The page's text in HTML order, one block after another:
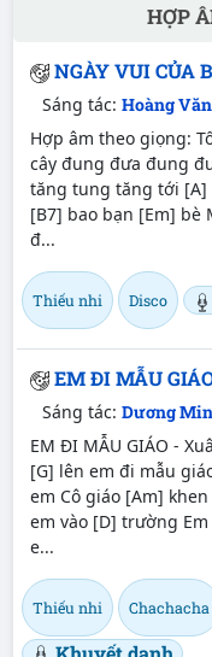
HỢP
NGÀY VUI CỦA
Sáng tác: Hoàng
Hợp âm theo giọng:
cây đung đưa đung
tăng tung tăng tới [A]
[B7] bao bạn [Em] bè
đ...
Thiếu nhi Disco
EM ĐI MẪU
Sáng tác: Dương
EM ĐI MẪU GIÁO -
[G] lên em đi mẫu
em Cô giáo [Am]
em vào [D] trường
e...
Thiếu nhi Chachacha